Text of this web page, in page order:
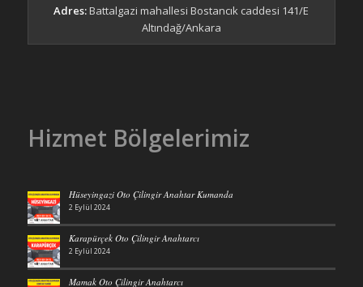
Adres: Battalgazi mahallesi Bostancık caddesi 141/E
Altındağ/Ankara
Hizmet Bölgelerimiz
Hüseyingazi Oto Çilingir Anahtar Kumanda
2 Eylül 2024
Karapürçek Oto Çilingir Anahtarcı
2 Eylül 2024
Mamak Oto Çilingir Anahtarcı